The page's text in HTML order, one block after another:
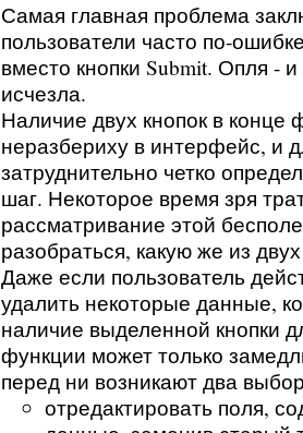
Самая главная проблема
пользователи часто по-
вместо кнопки Submit. Опля -
исчезла.
Наличие двух кнопок в конце
неразбериху в интерфейс, и
затруднительно четко
шаг. Некоторое время зря
рассматривание этой
разобраться, какую же из
Даже если пользователь
удалить некоторые данные,
наличие выделенной кнопки
функции может только
перед ни возникают два
отредактировать поля,